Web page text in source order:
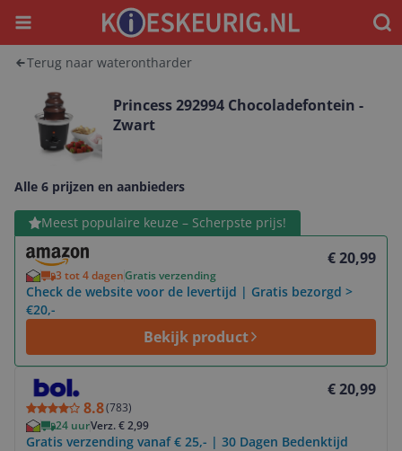
Menu
Terug naar waterontharder
Princess 292994 Chocoladefontein -
Zwart
Alle 6 prijzen en aanbieders
Meest populaire keuze – Scherpste prijs!
€ 20,99
3 tot 4 dagenGratis verzending
Check de website voor de levertijd | Gratis bezorgd >
€20,-
Bekijk product
Bekijk product
8.8(783)
€ 20,99
24 uurVerz. € 2,99
Gratis verzending vanaf € 25,- | 30 Dagen Bedenktijd
Bekijk product